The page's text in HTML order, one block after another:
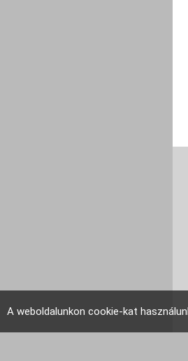
A weboldalunkon cookie-kat